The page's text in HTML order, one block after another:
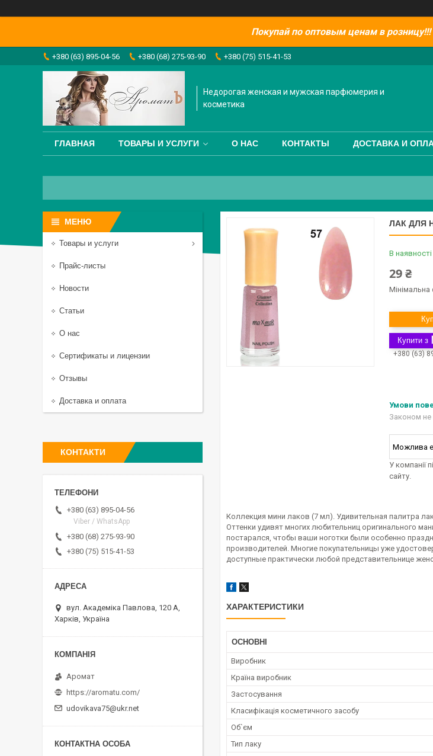
Покупай по оптовым ценам в розницу!!!
+380 (63) 895-04-56 +380 (68) 275-93-90 +380 (75) 515-41-53
Недорогая женская и мужская парфюмерия и
косметика
ГЛАВНАЯ ТОВАРЫ И УСЛУГИ О НАС КОНТАКТЫ ДОСТАВКА И
ЛАК ДЛЯ
В наявності
29 ₴
Мінімальна
Купити з
+380 (63)
Законом не
У компанії
сайту.
Коллекция мини лаков (7 мл). Удивительная палитра
Оттенки удивят многих любительниц оригинального
постарался, чтобы ваши ноготки были особенно
производителей. Многие покупательницы уже
доступные практически любой представительнице
ХАРАКТЕРИСТИКИ
ОСНОВНІ
Виробник
Країна виробник
Застосування
Класифікація косметичного засобу
Об`єм
Тип лаку
Товары и услуги
Прайс-листы
Новости
Статьи
О нас
Сертификаты и лицензии
Отзывы
Доставка и оплата
КОНТАКТИ
+380 (63) 895-04-56
Viber / WhatsApp
+380 (68) 275-93-90
+380 (75) 515-41-53
вул. Академіка Павлова, 120 А,
Харків, Україна
Аромат
https://aromatu.com/
udovikava75@ukr.net